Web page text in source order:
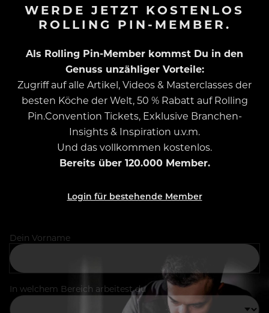
WERDE JETZT KOSTENLOS
ROLLING PIN-MEMBER.
Als Rolling Pin-Member kommst Du in den
Genuss unzähliger Vorteile:
Zugriff auf alle Artikel, Videos & Masterclasses der
besten Köche der Welt, 50 % Rabatt auf Rolling
Pin.Convention Tickets, Exklusive Branchen-
Insights & Inspiration u.v.m.
Und das vollkommen kostenlos.
Bereits über 120.000 Member.
Login für bestehende Member
Dein Vorname
In welchem Bereich arbeitest du